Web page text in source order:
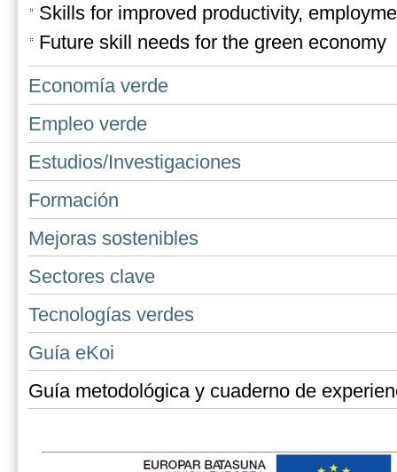
Skills for improved productivity,
Future skill needs for the green economy
Economía verde
Empleo verde
Estudios/Investigaciones
Formación
Mejoras sostenibles
Sectores clave
Tecnologías verdes
Guía eKoi
Guía metodológica y cuaderno de